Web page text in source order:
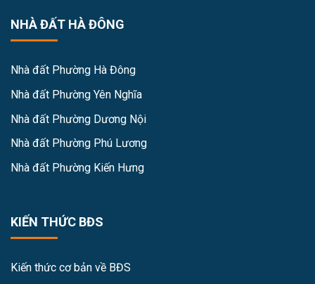
NHÀ ĐẤT HÀ ĐÔNG
Nhà đất Phường Hà Đông
Nhà đất Phường Yên Nghĩa
Nhà đất Phường Dương Nội
Nhà đất Phường Phú Lương
Nhà đất Phường Kiến Hưng
KIẾN THỨC BĐS
Kiến thức cơ bản về BĐS